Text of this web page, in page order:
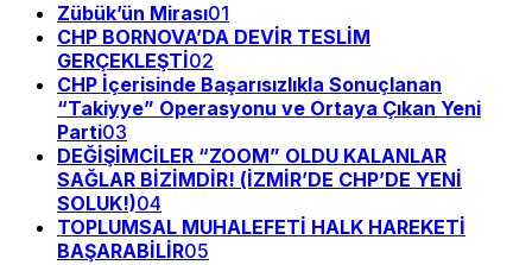
Zübük’ün Mirası01
CHP BORNOVA’DA DEVİR TESLİM
GERÇEKLEŞTİ02
CHP İçerisinde Başarısızlıkla Sonuçlanan
“Takiyye” Operasyonu ve Ortaya Çıkan Yeni
Parti03
DEĞİŞİMCİLER “ZOOM” OLDU KALANLAR
SAĞLAR BİZİMDİR! (İZMİR’DE CHP’DE YENİ
SOLUK!)04
TOPLUMSAL MUHALEFETİ HALK HAREKETİ
BAŞARABİLİR05